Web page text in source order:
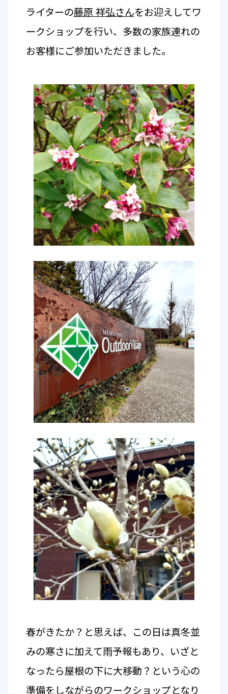
ライターの藤原 祥弘さんをお迎えしてワ
ークショップを行い、多数の家族連れの
お客様にご参加いただきました。
春がきたか？と思えば、この日は真冬並
みの寒さに加えて雨予報もあり、いざと
なったら屋根の下に大移動？という心の
準備をしながらのワークショップとなり